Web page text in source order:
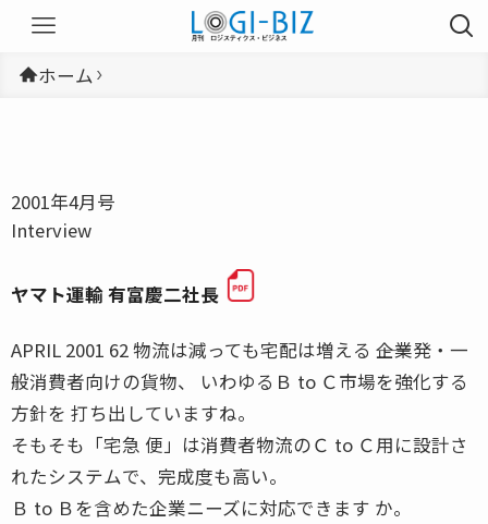
ホーム
2001年4月号
Interview
ヤマト運輸 有富慶二社長
APRIL 2001 62 物流は減っても宅配は増える ――企業発・一
般消費者向けの貨物、 いわゆるＢ to Ｃ市場を強化する
方針を 打ち出していますね。
そもそも「宅急 便」は消費者物流のＣ to Ｃ用に設計さ
れたシステムで、完成度も高い。
Ｂ to Ｂを含めた企業ニーズに対応できます か。